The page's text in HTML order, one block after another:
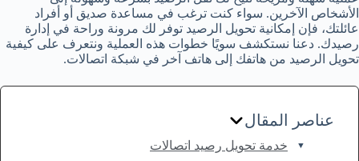
الأشخاص الآخرين. سواء كنت ترغب في مساعدة صديق أو أفراد
عائلتك، فإن إمكانية تحويل الرصيد توفر لك مرونة وراحة في إدارة
رصيدك. دعنا نستكشف سويًا خطوات هذه العملية ونتعرف على كيفية
تحويل الرصيد من هاتفك إلى هاتف آخر في شبكة اتصالات.
عناصر المقال
خدمة تحويل رصيد اتصالات